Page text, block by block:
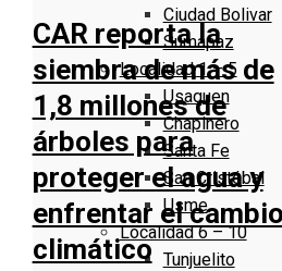
Ciudad Bolivar
Sumapaz
Localidad 1 – 5
Usaquen
Chapinero
Santa Fe
San Cristóbal
Usme
Localidad 6 – 10
Tunjuelito
CAR reporta la
siembra de más de
1,8 millones de
árboles para
proteger el agua y
enfrentar el cambio
climático